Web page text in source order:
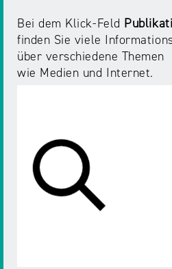
Bei dem Klick-Feld
finden Sie viele
über verschiedene Themen
wie Medien und Internet.